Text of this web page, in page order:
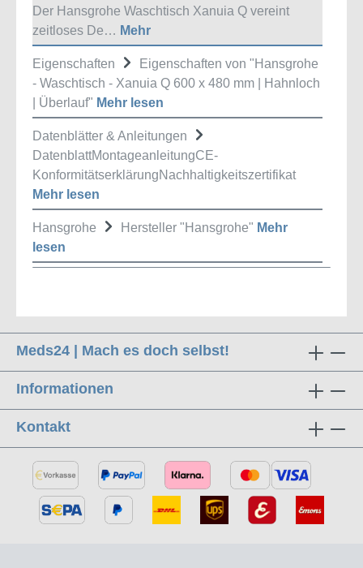
Der Hansgrohe Waschtisch Xanuia Q vereint
zeitloses De… Mehr
Eigenschaften
Eigenschaften von "Hansgrohe
- Waschtisch - Xanuia Q 600 x 480 mm | Hahnloch
| Überlauf" Mehr lesen
Datenblätter & Anleitungen
DatenblattMontageanleitungCE-
KonformitätserklärungNachhaltigkeitszertifikat
Mehr lesen
Hansgrohe Hersteller "Hansgrohe" Mehr
lesen
Meds24 | Mach es doch selbst!
Informationen
Kontakt